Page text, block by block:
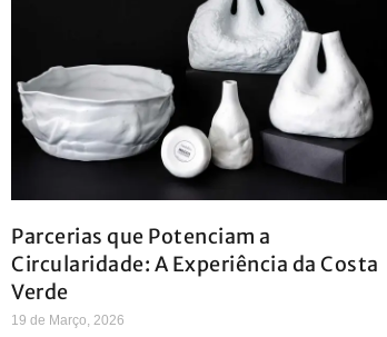
Parcerias que Potenciam a
Circularidade: A Experiência da Costa
Verde
19 de Março, 2026